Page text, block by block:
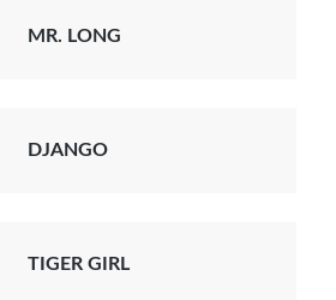
MR. LONG
DJANGO
TIGER GIRL